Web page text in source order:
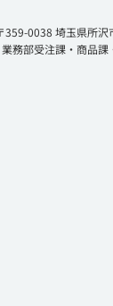
359-0038 埼玉県所沢
務部受注課・商品